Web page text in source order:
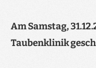
Am Samstag,
Taubenklinik